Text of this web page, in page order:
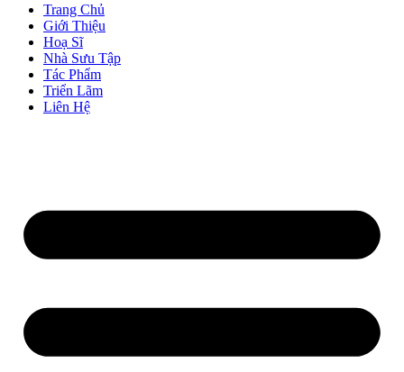
Trang Chủ
Giới Thiệu
Hoạ Sĩ
Nhà Sưu Tập
Tác Phẩm
Triển Lãm
Liên Hệ